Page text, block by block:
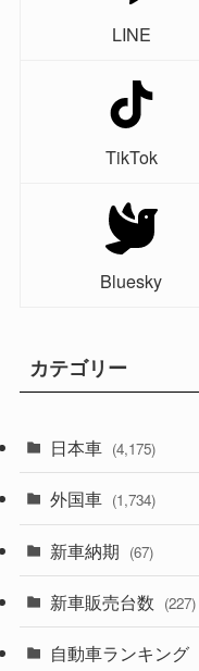
LINE
TikTok
Bluesky
カテゴリー
日本車 (4,175)
(1,321)
(330)
外国車 (1,734)
(242)
新車納期 (67)
(28)
(8)
新車販売台数 (227)
自動車ランキング